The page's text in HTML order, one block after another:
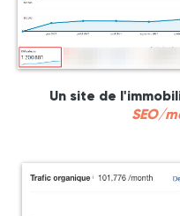
Un site de
SEO/